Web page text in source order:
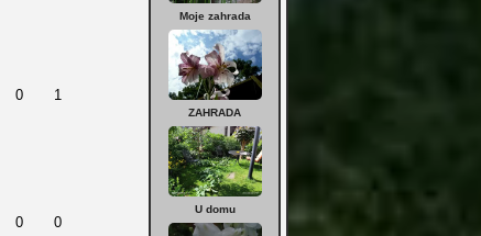
Moje zahrada
ZAHRADA
U domu
0 1
0 0